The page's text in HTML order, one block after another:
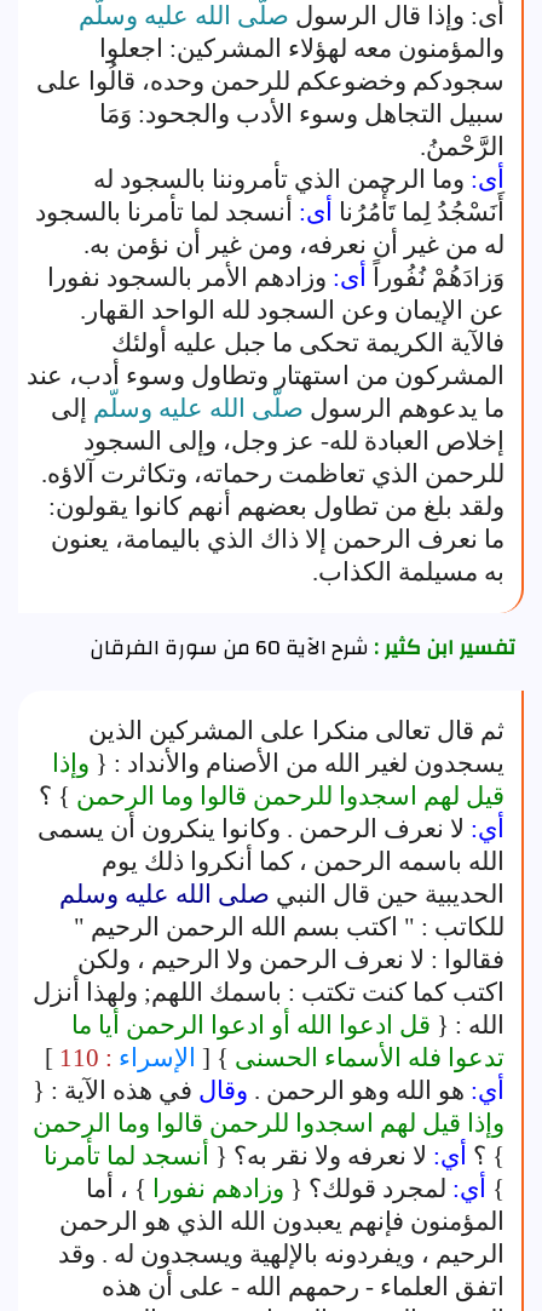
أى: وإذا قال الرسول صلّى الله عليه وسلّم
والمؤمنون معه لهؤلاء المشركين: اجعلوا
سجودكم وخضوعكم للرحمن وحده، قالُوا على
سبيل التجاهل وسوء الأدب والجحود: وَمَا
الرَّحْمنُ.
أى: وما الرحمن الذي تأمروننا بالسجود له
أَنَسْجُدُ لِما تَأْمُرُنا أى: أنسجد لما تأمرنا بالسجود
له من غير أن نعرفه، ومن غير أن نؤمن به.
وَزادَهُمْ نُفُوراً
أى: وزادهم الأمر بالسجود نفورا
عن الإيمان وعن السجود لله الواحد القهار.
فالآية الكريمة تحكى ما جبل عليه أولئك
المشركون من استهتار وتطاول وسوء أدب، عند
ما يدعوهم الرسول صلّى الله عليه وسلّم إلى
إخلاص العبادة لله- عز وجل، وإلى السجود
للرحمن الذي تعاظمت رحماته، وتكاثرت آلاؤه.
ولقد بلغ من تطاول بعضهم أنهم كانوا يقولون:
ما نعرف الرحمن إلا ذاك الذي باليمامة، يعنون
به مسيلمة الكذاب.
تفسير ابن كثير :شرح الآية 60 من سورة الفرقان
ثم قال تعالى منكرا على المشركين الذين
يسجدون لغير الله من الأصنام والأنداد : { وإذا
قيل لهم اسجدوا للرحمن قالوا وما الرحمن } ؟
أي: لا نعرف الرحمن . وكانوا ينكرون أن يسمى
الله باسمه الرحمن ، كما أنكروا ذلك يوم
الحديبية حين قال النبي صلى الله عليه وسلم
للكاتب : " اكتب بسم الله الرحمن الرحيم "
فقالوا : لا نعرف الرحمن ولا الرحيم ، ولكن
اكتب كما كنت تكتب : باسمك اللهم; ولهذا أنزل
الله : { قل ادعوا الله أو ادعوا الرحمن أيا ما
تدعوا فله الأسماء الحسنى } [ الإسراء : 110
]
أي: هو الله وهو الرحمن . وقال في هذه الآية : {
وإذا قيل لهم اسجدوا للرحمن قالوا وما الرحمن
} ؟ أي: لا نعرفه ولا نقر به؟ { أنسجد لما تأمرنا
} أي: لمجرد قولك؟ { وزادهم نفورا } ، أما
المؤمنون فإنهم يعبدون الله الذي هو الرحمن
الرحيم ، ويفردونه بالإلهية ويسجدون له . وقد
اتفق العلماء - رحمهم الله - على أن هذه